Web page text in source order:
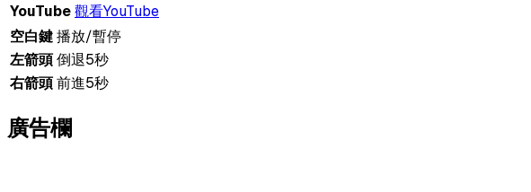
YouTube觀看YouTube
空白鍵播放/暫停
左箭頭倒退5秒
右箭頭前進5秒
廣告欄